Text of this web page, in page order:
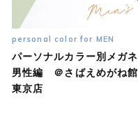
personal color for MEN
パーソナルカラー別メガネ
男性編 ＠さばえめがね館
東京店